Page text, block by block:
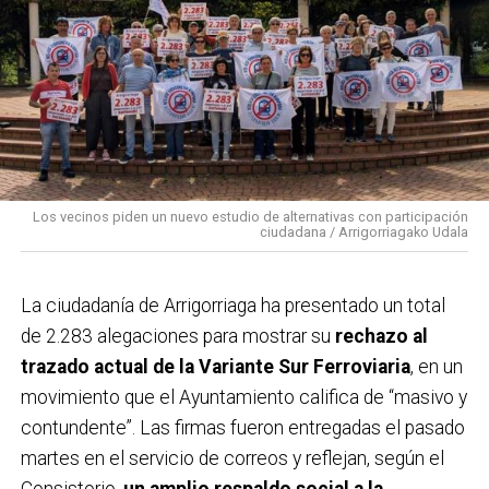
consumo más responsables, especialmente entre los
más jóvenes. La organización recomienda el uso del
transporte público, especialmente Bizkaibus y Renfe
Cercanías, ya que la fiesta se desarrollará en el centro
urbano del municipio.
Los vecinos piden un nuevo estudio de alternativas con participación
ciudadana / Arrigorriagako Udala
La ciudadanía de Arrigorriaga ha presentado un total
de 2.283 alegaciones para mostrar su rechazo al
trazado actual de la Variante Sur Ferroviaria, en un
movimiento que el Ayuntamiento califica de “masivo y
contundente”. Las firmas fueron entregadas el pasado
martes en el servicio de correos y reflejan, según el